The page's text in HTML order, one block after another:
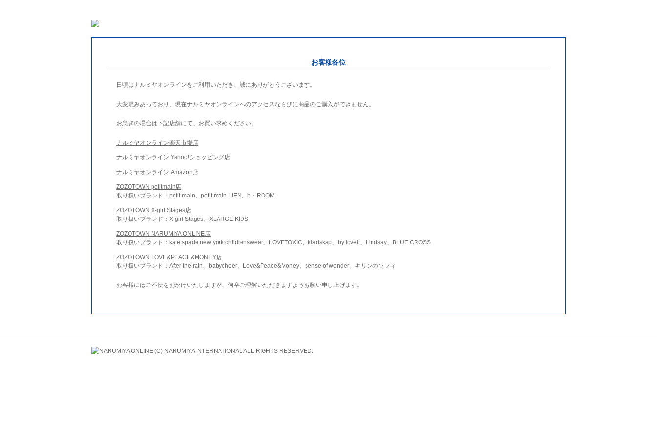
お客様各位
日頃はナルミヤオンラインをご利用いただき、誠にありがとうございます。
大変混みあっており、現在ナルミヤオンラインへのアクセスならびに商品のご購入ができません。
お急ぎの場合は下記店舗にて、お買い求めください。
ナルミヤオンライン楽天市場店
ナルミヤオンライン Yahoo!ショッピング店
ナルミヤオンライン Amazon店
ZOZOTOWN petitmain店
取り扱いブランド：petit main、petit main LIEN、b・ROOM
ZOZOTOWN X-girl Stages店
取り扱いブランド：X-girl Stages、XLARGE KIDS
ZOZOTOWN NARUMIYA ONLINE店
取り扱いブランド：kate spade new york childrenswear、LOVETOXIC、kladskap、by loveit、Lindsay、BLUE CROSS
ZOZOTOWN LOVE&PEACE&MONEY店
取り扱いブランド：After the rain、babycheer、Love&Peace&Money、sense of wonder、キリンのソフィ
お客様にはご不便をおかけいたしますが、何卒ご理解いただきますようお願い申し上げます。